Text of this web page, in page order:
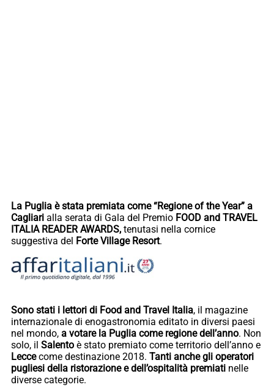
La Puglia è stata premiata come “Regione of the Year” a
Cagliari alla serata di Gala del Premio FOOD and TRAVEL
ITALIA READER AWARDS, tenutasi nella cornice
suggestiva del Forte Village Resort.
Sono stati i lettori di Food and Travel Italia, il magazine
internazionale di enogastronomia editato in diversi paesi
nel mondo, a votare la Puglia come regione dell’anno. Non
solo, il Salento è stato premiato come territorio dell’anno e
Leccecome destinazione 2018. Tanti anche gli operatori
pugliesi della ristorazione e dell’ospitalità premiati nelle
diverse categorie.